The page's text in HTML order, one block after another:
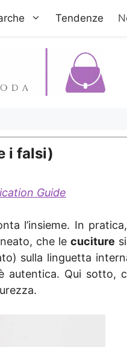
Tendenze
i falsi)
Guide
l’insieme. In
che lecuciture
sulla linguetta
autentica. Qui sotto,